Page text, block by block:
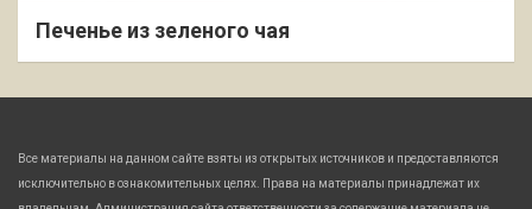
Печенье из зеленого чая
Все материалы на данном сайте взяты из открытых источников и предоставляются
исключительно в ознакомительных целях. Права на материалы принадлежат их